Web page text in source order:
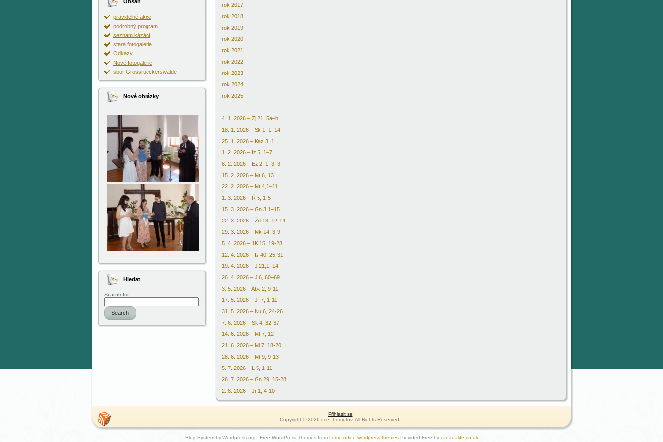
Obsah
pravidelné akce
podrobný program
seznam kázání
stará fotogalerie
Odkazy
Nové fotogalerie
sbor Grossrueckerswalde
Nové obrázky
Hledat
Search for:
Search
rok 2017
rok 2018
rok 2019
rok 2020
rok 2021
rok 2022
rok 2023
rok 2024
rok 2025
4. 1. 2026 – Zj 21, 5a–b
18. 1. 2026 – Sk 1, 1–14
25. 1. 2026 – Kaz 3, 1
1. 2. 2026 – Iz 5, 1–7
8. 2. 2026 – Ez 2, 1–3, 3
15. 2. 2026 – Mt 6, 13
22. 2. 2026 – Mt 4,1–11
1. 3. 2026 – Ř 5, 1-5
15. 3. 2026 – Gn 3,1–15
22. 3. 2026 – Žd 13, 12-14
29. 3. 2026 – Mk 14, 3-9
5. 4. 2026 – 1K 15, 19-28
12. 4. 2026 – Iz 40, 25-31
19. 4. 2026 – J 21,1–14
26. 4. 2026 – J 6, 60–69
3. 5. 2026 – Abk 2, 9-11
17. 5. 2026 – Jr 7, 1-11
31. 5. 2026 – Nu 6, 24-26
7. 6. 2026 – Sk 4, 32-37
14. 6. 2026 – Mt 7, 12
21. 6. 2026 – Mi 7, 18-20
28. 6. 2026 – Mt 9, 9-13
5. 7. 2026 – L 5, 1-11
26. 7. 2026 – Gn 29, 15-28
2. 8. 2026 – Jr 1, 4-10
Přihlásit se
Copyright © 2026 cce-chomutov. All Rights Reserved.
Blog System by Wordpress.org - Free WordPress Themes from home office wordpress themesProvided Free by canadalife.co.uk